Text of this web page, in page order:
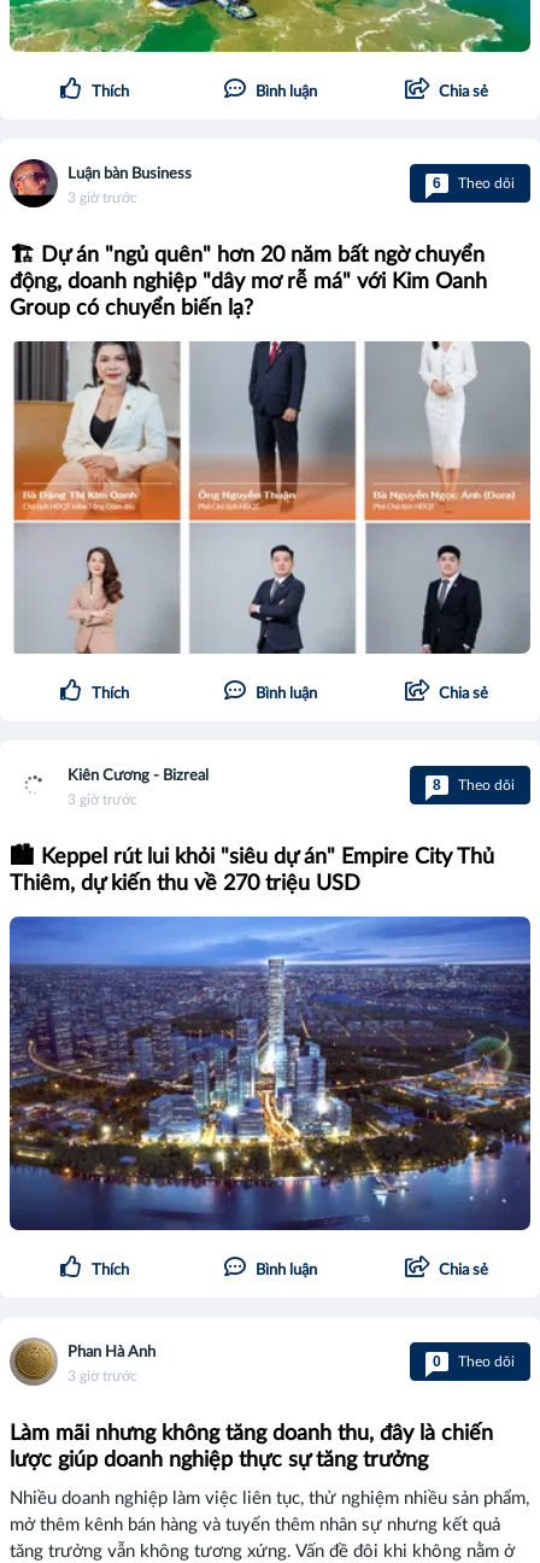
Thích Bình luận Chia sẻ
Luận bàn Business
3 giờ trước
6 Theo dõi
🏗️ Dự án "ngủ quên" hơn 20 năm bất ngờ chuyển
động, doanh nghiệp "dây mơ rễ má" với Kim Oanh
Group có chuyển biến lạ?
Thích Bình luận Chia sẻ
Kiên Cương - Bizreal
3 giờ trước
8 Theo dõi
🏙️ Keppel rút lui khỏi "siêu dự án" Empire City Thủ
Thiêm, dự kiến thu về 270 triệu USD
Thích Bình luận Chia sẻ
Phan Hà Anh
3 giờ trước
0 Theo dõi
Làm mãi nhưng không tăng doanh thu, đây là chiến
lược giúp doanh nghiệp thực sự tăng trưởng
Nhiều doanh nghiệp làm việc liên tục, thử nghiệm nhiều sản phẩm,
mở thêm kênh bán hàng và tuyển thêm nhân sự nhưng kết quả
tăng trưởng vẫn không tương xứng. Vấn đề đôi khi không nằm ở